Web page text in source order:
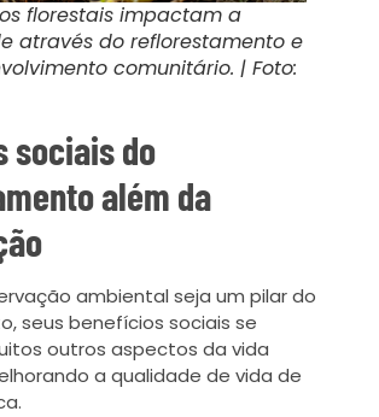
florestais impactam a
através do reflorestamento e
comunitário. | Foto:
sociais do
além da
ambiental seja um pilar do
seus benefícios sociais se
outros aspectos da vida
a qualidade de vida de